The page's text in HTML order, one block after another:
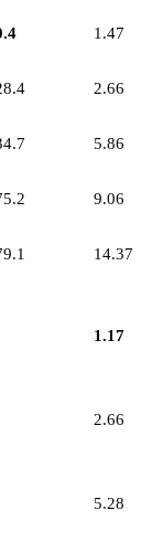
1.47
2.66
5.86
9.06
14.37
1.17
2.66
5.28